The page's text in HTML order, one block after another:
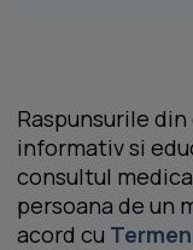
Raspunsurile
informativ si
consultul
persoana de un
acord cu